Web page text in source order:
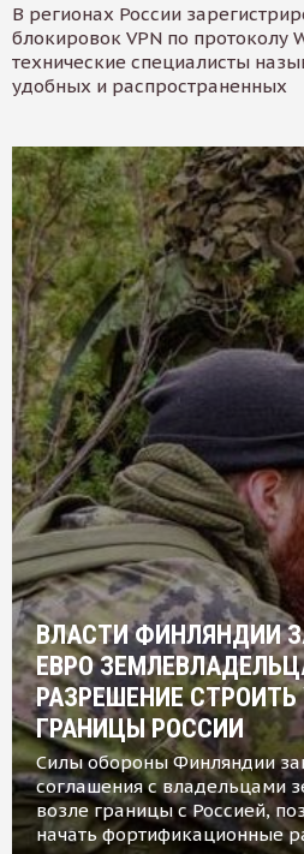
В регионах России
блокировок VPN по протоколу
технические специалисты
удобных и распространенных
ВЛАСТИ ФИНЛЯНДИИ
ЕВРО
РАЗРЕШЕНИЕ СТРОИТЬ
ГРАНИЦЫ РОССИИ
Силы обороны Финляндии
соглашения с владельцами
возле границы с Россией,
начать фортификационные